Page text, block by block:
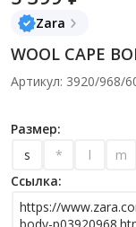
Zara
WOOL CAPE
Артикул: 3920/968/
Размер:
s * l
m
Ссылка:
https://